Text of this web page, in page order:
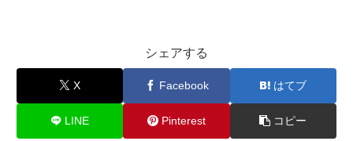
シェアする
X Facebook はてブ
LINE Pinterest コピー